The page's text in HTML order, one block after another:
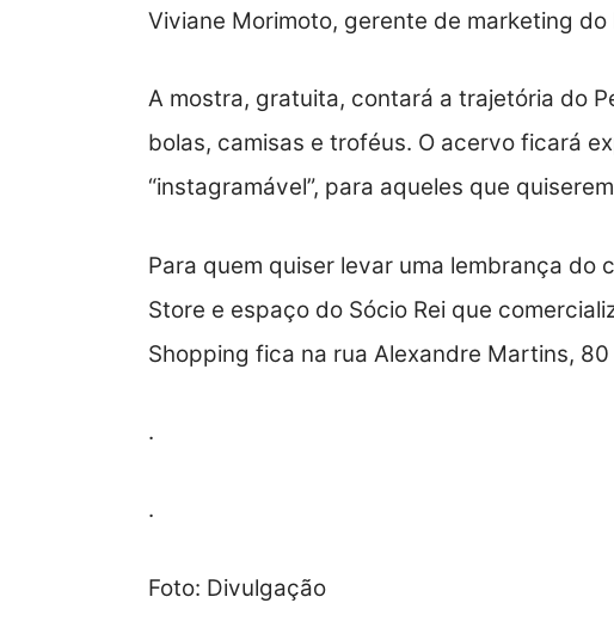
Viviane Morimoto, gerente de marketing do
A mostra, gratuita, contará a trajetória do
bolas, camisas e troféus. O acervo ficará
“instagramável”, para aqueles que
Para quem quiser levar uma lembrança do
Store e espaço do Sócio Rei que
Shopping fica na rua Alexandre Martins,
.
.
Foto: Divulgação